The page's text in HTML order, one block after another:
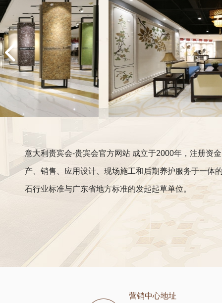
意大利贵宾会-贵宾会官方网站 成立于2000年，注册资
产、销售、应用设计、现场施工和后期养护服务于一体
石行业标准与广东省地方标准的发起起草单位。
营销中心地址